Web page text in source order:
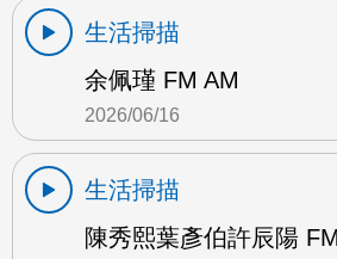
生活掃描
余佩瑾 FM AM
2026/06/16
生活掃描
陳秀熙葉彥伯許辰陽